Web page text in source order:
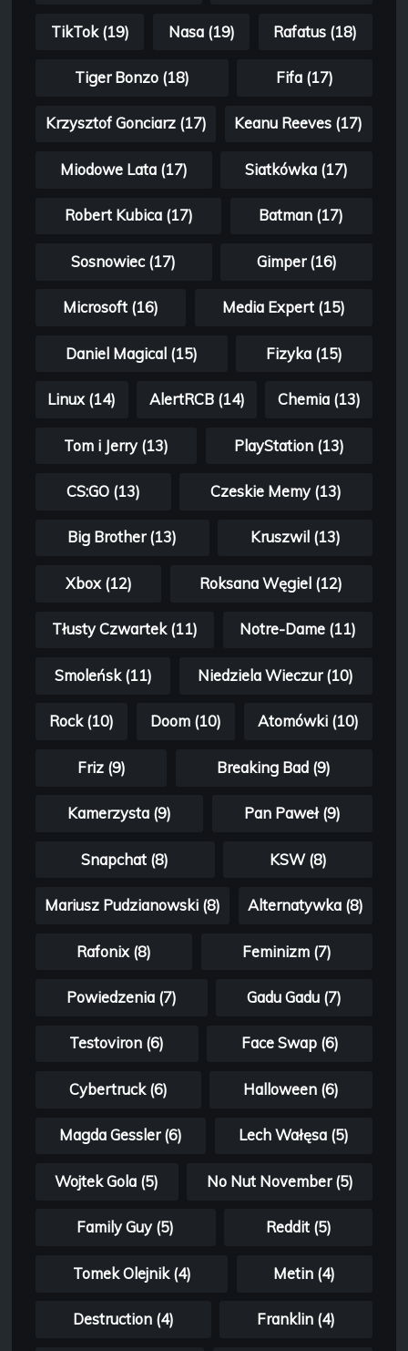
TikTok (19) Nasa (19) Rafatus (18)
Tiger Bonzo (18) Fifa (17)
Krzysztof Gonciarz (17) Keanu Reeves (17)
Miodowe Lata (17) Siatkówka (17)
Robert Kubica (17) Batman (17)
Sosnowiec (17) Gimper (16)
Microsoft (16) Media Expert (15)
Daniel Magical (15) Fizyka (15)
Linux (14) AlertRCB (14) Chemia (13)
Tom i Jerry (13) PlayStation (13)
CS:GO (13) Czeskie Memy (13)
Big Brother (13) Kruszwil (13)
Xbox (12) Roksana Węgiel (12)
Tłusty Czwartek (11) Notre-Dame (11)
Smoleńsk (11) Niedziela Wieczur (10)
Rock (10) Doom (10) Atomówki (10)
Friz (9) Breaking Bad (9)
Kamerzysta (9) Pan Paweł (9)
Snapchat (8) KSW (8)
Mariusz Pudzianowski (8) Alternatywka (8)
Rafonix (8) Feminizm (7)
Powiedzenia (7) Gadu Gadu (7)
Testoviron (6) Face Swap (6)
Cybertruck (6) Halloween (6)
Magda Gessler (6) Lech Wałęsa (5)
Wojtek Gola (5) No Nut November (5)
Family Guy (5) Reddit (5)
Tomek Olejnik (4) Metin (4)
Destruction (4) Franklin (4)